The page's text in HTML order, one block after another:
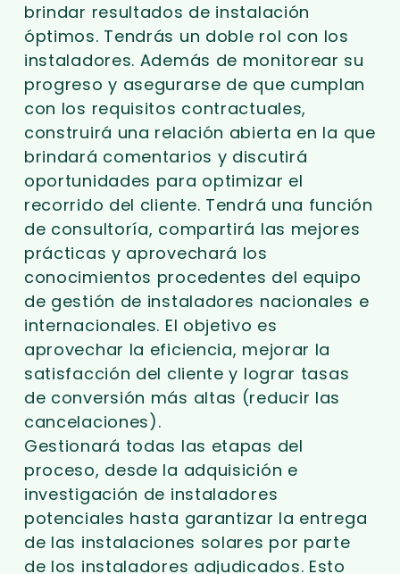
brindar resultados de instalación
óptimos. Tendrás un doble rol con los
instaladores. Además de monitorear su
progreso y asegurarse de que cumplan
con los requisitos contractuales,
construirá una relación abierta en la que
brindará comentarios y discutirá
oportunidades para optimizar el
recorrido del cliente. Tendrá una función
de consultoría, compartirá las mejores
prácticas y aprovechará los
conocimientos procedentes del equipo
de gestión de instaladores nacionales e
internacionales. El objetivo es
aprovechar la eficiencia, mejorar la
satisfacción del cliente y lograr tasas
de conversión más altas (reducir las
cancelaciones).
Gestionará todas las etapas del
proceso, desde la adquisición e
investigación de instaladores
potenciales hasta garantizar la entrega
de las instalaciones solares por parte
de los instaladores adjudicados. Esto